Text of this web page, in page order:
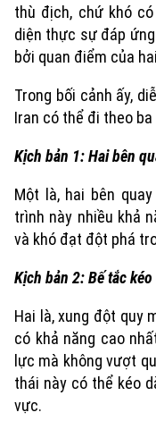
Theo dõi Hà Nội On
thù địch, chứ khó
diện thực sự đáp
bởi quan điểm của
Trong bối cảnh ấy,
Iran có thể đi theo
Kịch bản 1: Hai bên
Một là, hai bên
trình này nhiều khả
và khó đạt đột phá
Kịch bản 2: Bế tắc kéo
Hai là, xung đột quy
có khả năng cao
lực mà không vượt
thái này có thể kéo
vực.